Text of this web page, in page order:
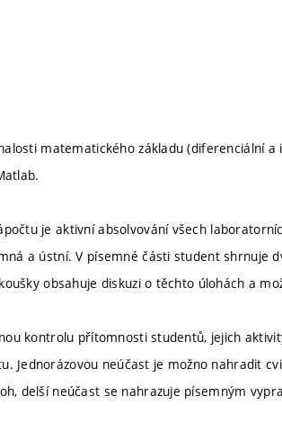
matematického základu (diferenciální a
je aktivní absolvování všech
a ústní. V písemné části student shrnuje
obsahuje diskuzi o těchto úlohách a
kontrolu přítomnosti studentů, jejich
Jednorázovou neúčast je možno nahradit
delší neúčast se nahrazuje písemným